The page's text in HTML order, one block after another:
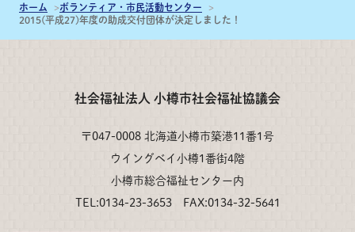
ホーム
ボランティア・市民活動センター
2015(平成27)年度の助成交付団体が決定しました！
社会福祉法人 小樽市社会福祉協議会
〒047-0008 北海道小樽市築港11番1号
ウイングベイ小樽1番街4階
小樽市総合福祉センター内
TEL:0134-23-3653 FAX:0134-32-5641